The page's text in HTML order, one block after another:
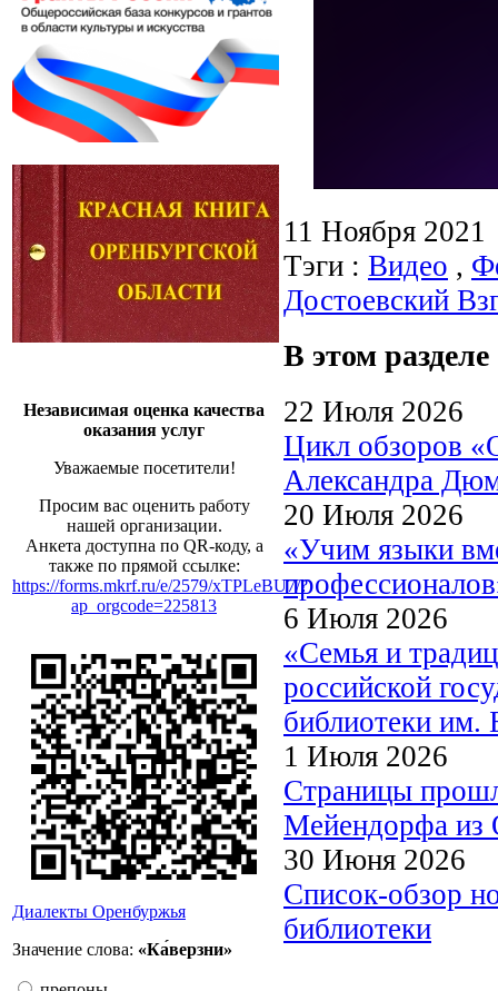
Независимая оценка качества
оказания услуг
Уважаемые посетители!
Просим вас оценить работу
нашей организации.
Анкета доступна по QR-коду, а
также по прямой ссылке:
https://forms.mkrf.ru/e/2579/xTPLeBU7/?
ap_orgcode=225813
Диалекты Оренбуржья
Значение слова: «Ка́верзни»
11 Ноября
Тэги : Видео ,
Достоевский
В этом разделе
22 Июля 2026
Цикл обзоров
Александра
20 Июля 2026
«Учим языки
6 Июля 2026
«Семья и
российской
библиотеки им.
1 Июля 2026
Страницы
Мейендорфа из
30 Июня 2026
Список-обзор
библиотеки